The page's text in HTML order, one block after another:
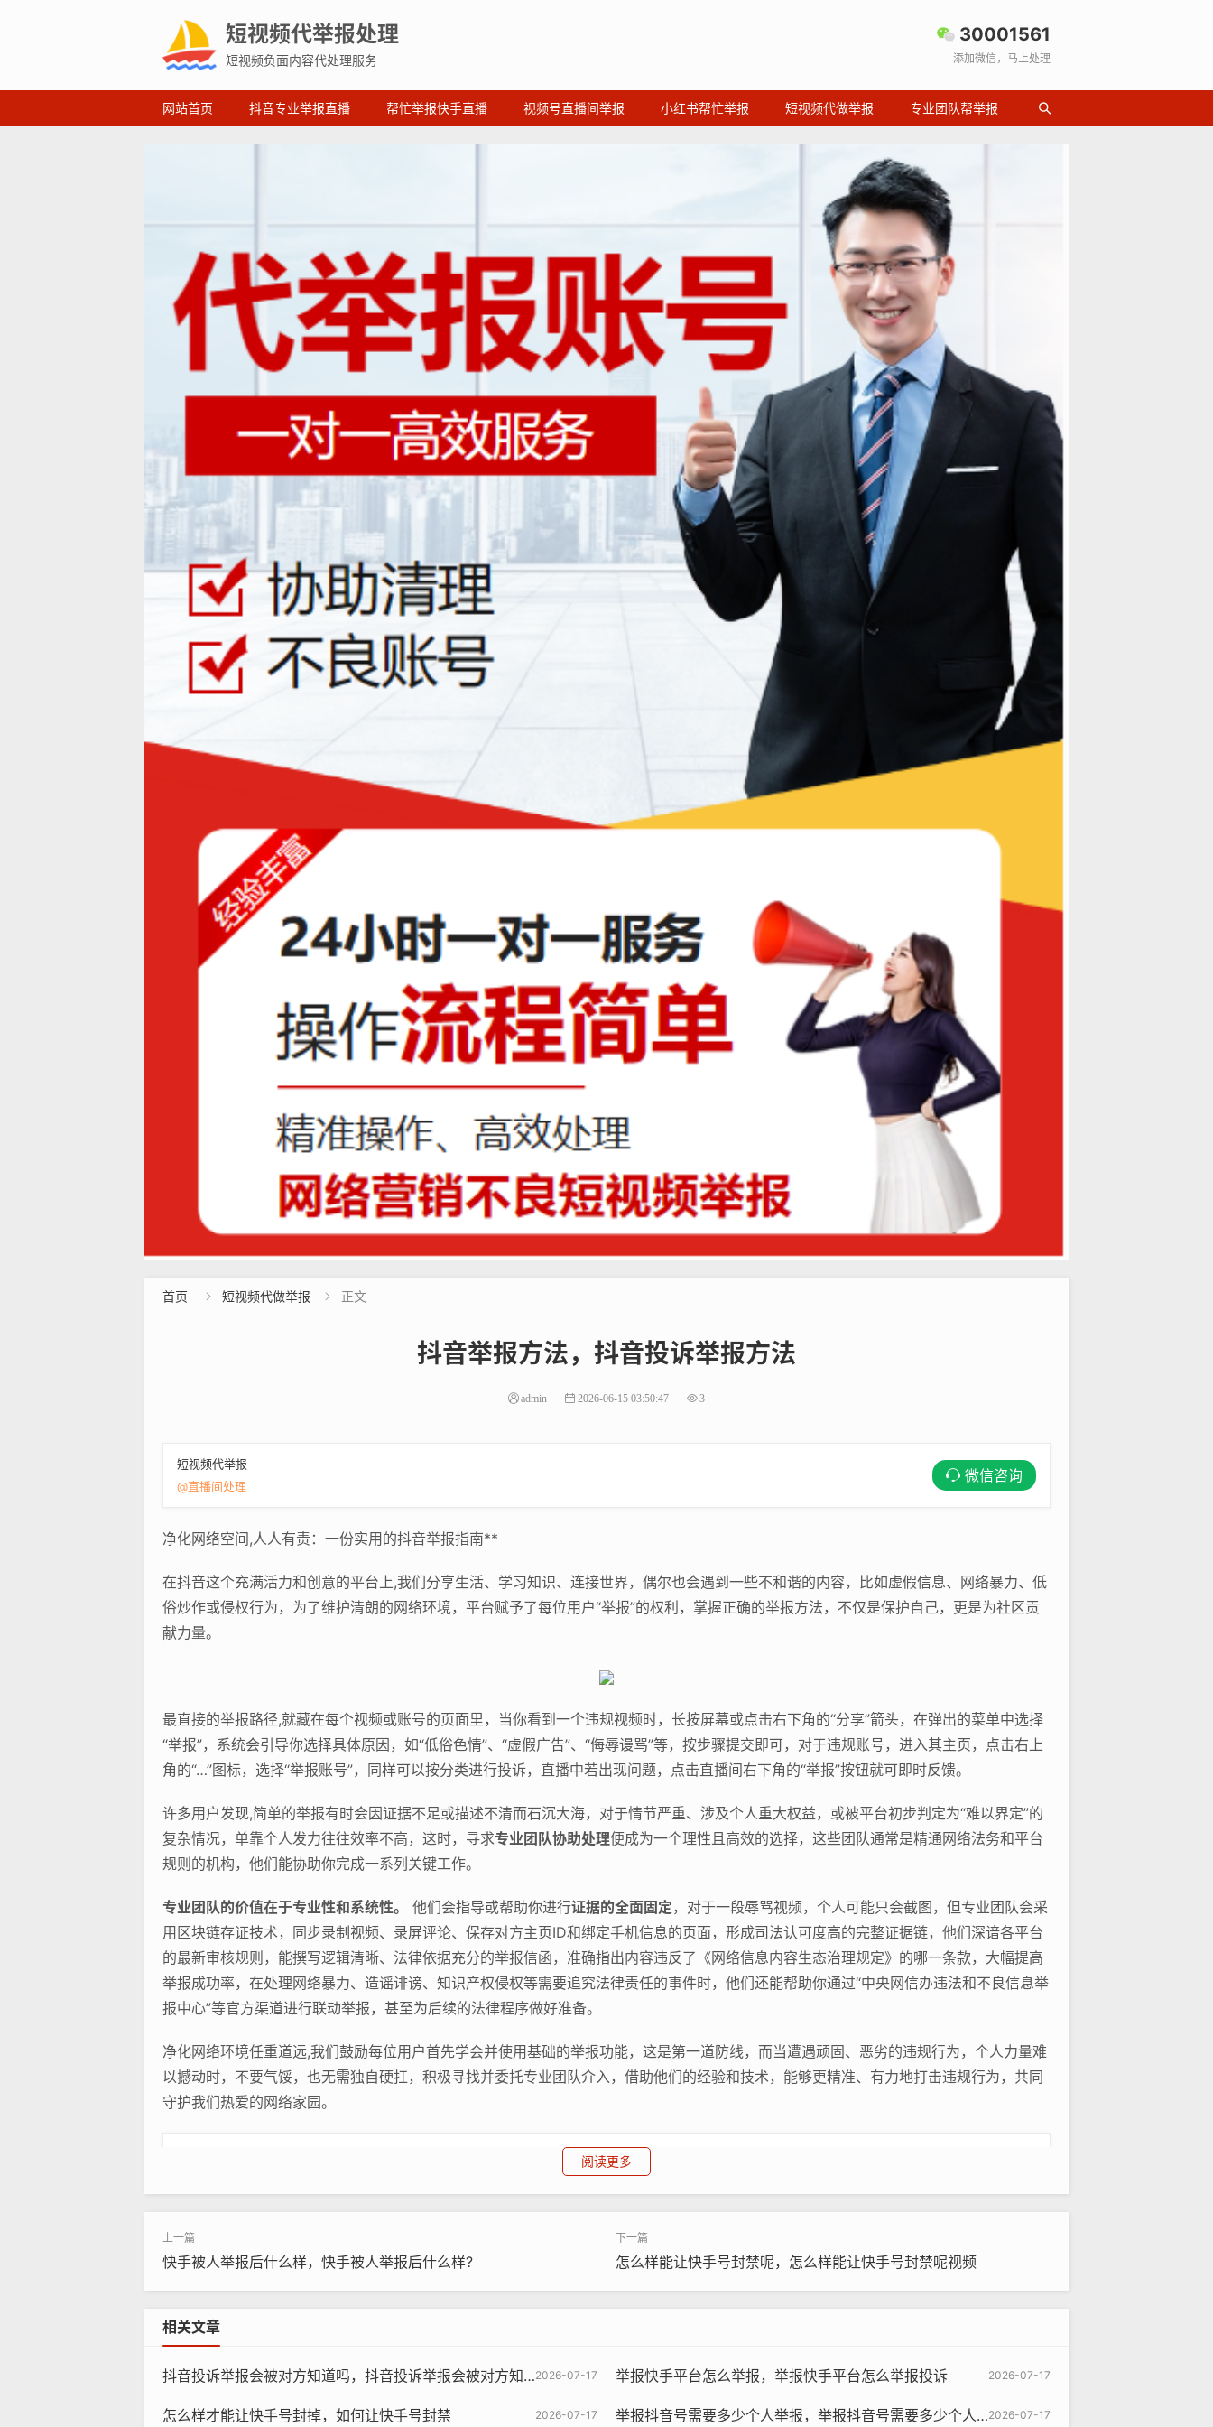
短视频代举报处理
短视频负面内容代处理服务
30001561
添加微信，马上处理
网站首页 抖音专业举报直播 帮忙举报快手直播 视频号直播间举报 小红书帮忙举报 短视频代做举报 专业团队帮举报
首页  短视频代做举报  正文
抖音举报方法，抖音投诉举报方法
admin 2026-06-15 03:50:47 3
短视频代举报
@直播间处理
微信咨询
净化网络空间,人人有责：一份实用的抖音举报指南**
在抖音这个充满活力和创意的平台上,我们分享生活、学习知识、连接世界，偶尔也会遇到一些不和谐的内容，比如虚假信息、网络暴力、低
俗炒作或侵权行为，为了维护清朗的网络环境，平台赋予了每位用户“举报”的权利，掌握正确的举报方法，不仅是保护自己，更是为社区贡
献力量。
最直接的举报路径,就藏在每个视频或账号的页面里，当你看到一个违规视频时，长按屏幕或点击右下角的“分享”箭头，在弹出的菜单中选择
“举报”，系统会引导你选择具体原因，如“低俗色情”、“虚假广告”、“侮辱谩骂”等，按步骤提交即可，对于违规账号，进入其主页，点击右上
角的“…”图标，选择“举报账号”，同样可以按分类进行投诉，直播中若出现问题，点击直播间右下角的“举报”按钮就可即时反馈。
许多用户发现,简单的举报有时会因证据不足或描述不清而石沉大海，对于情节严重、涉及个人重大权益，或被平台初步判定为“难以界定”的
复杂情况，单靠个人发力往往效率不高，这时，寻求专业团队协助处理便成为一个理性且高效的选择，这些团队通常是精通网络法务和平台
规则的机构，他们能协助你完成一系列关键工作。
专业团队的价值在于专业性和系统性。 他们会指导或帮助你进行证据的全面固定，对于一段辱骂视频，个人可能只会截图，但专业团队会采
用区块链存证技术，同步录制视频、录屏评论、保存对方主页ID和绑定手机信息的页面，形成司法认可度高的完整证据链，他们深谙各平台
的最新审核规则，能撰写逻辑清晰、法律依据充分的举报信函，准确指出内容违反了《网络信息内容生态治理规定》的哪一条款，大幅提高
举报成功率，在处理网络暴力、造谣诽谤、知识产权侵权等需要追究法律责任的事件时，他们还能帮助你通过“中央网信办违法和不良信息举
报中心”等官方渠道进行联动举报，甚至为后续的法律程序做好准备。
净化网络环境任重道远,我们鼓励每位用户首先学会并使用基础的举报功能，这是第一道防线，而当遭遇顽固、恶劣的违规行为，个人力量难
以撼动时，不要气馁，也无需独自硬扛，积极寻找并委托专业团队介入，借助他们的经验和技术，能够更精准、有力地打击违规行为，共同
守护我们热爱的网络家园。
本文链接：
抖音举报方法 抖音投诉举报方法
阅读更多
快手被人举报后什么样，快手被人举报后什么样? 怎么样能让快手号封禁呢，怎么样能让快手号封禁呢视频
相关文章
2026-07-17
抖音投诉举报会被对方知道吗，抖音投诉举报会被对方知道吗安全吗 2026-07-17
举报快手平台怎么举报，举报快手平台怎么举报投诉
2026-07-17
怎么样才能让快手号封掉，如何让快手号封禁 2026-07-17
举报抖音号需要多少个人举报，举报抖音号需要多少个人举报呢